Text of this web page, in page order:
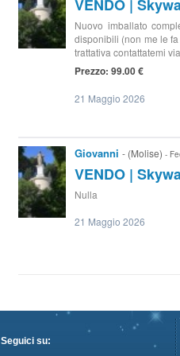
VENDO |
Nuovo imballato
disponibili (non me le
trattativa contattatemi
Prezzo: 99.00 €
21 Maggio 2026
Giovanni- (Molise) -
VENDO |
Nulla
21 Maggio 2026
Seguici su: